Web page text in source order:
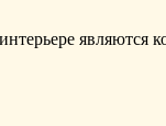
являются